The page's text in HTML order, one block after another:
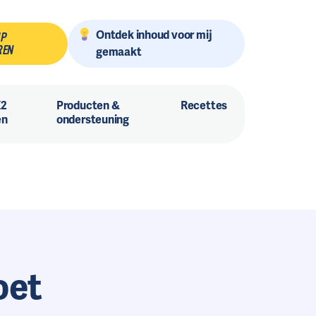
Ontdek inhoud voor mij
gemaakt
Producten &
ondersteuning
Recettes